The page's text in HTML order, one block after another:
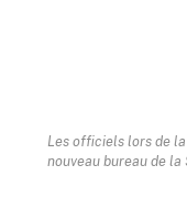
Les officiels lors de
nouveau bureau de